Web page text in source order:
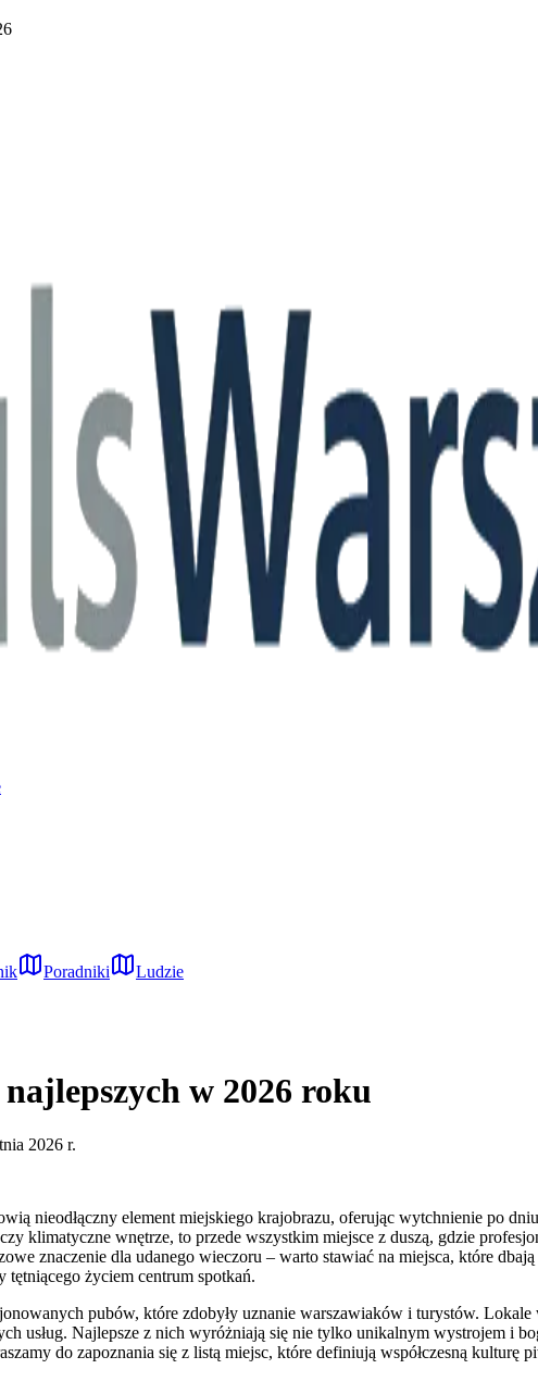
Poradniki
Ludzie
w 2026 roku
2026 r.
nieodłączny element miejskiego krajobrazu, oferując wytchnienie po
klimatyczne wnętrze, to przede wszystkim miejsce z duszą, gdzie
znaczenie dla udanego wieczoru – warto stawiać na miejsca, które
tętniącego życiem centrum spotkań.
pubów, które zdobyły uznanie warszawiaków i turystów.
usług. Najlepsze z nich wyróżniają się nie tylko unikalnym wystrojem i
do zapoznania się z listą miejsc, które definiują współczesną kulturę